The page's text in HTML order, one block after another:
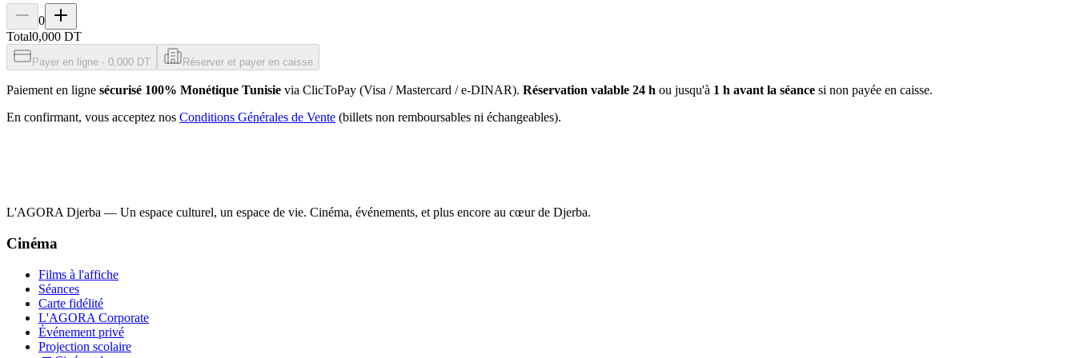
0
Total0,000 DT
Payer en ligne · 0,000 DT Réserver et payer en caisse
Paiement en ligne sécurisé 100% Monétique Tunisie via ClicToPay (Visa / Mastercard / e-DINAR). Réservation valable 24 h ou jusqu'à 1 h avant la séance si non payée en caisse.
En confirmant, vous acceptez nos Conditions Générales de Vente (billets non remboursables ni échangeables).
L'AGORA Djerba — Un espace culturel, un espace de vie. Cinéma, événements, et plus encore au cœur de Djerba.
Cinéma
Films à l'affiche
Séances
Carte fidélité
L'AGORA Corporate
Événement privé
Projection scolaire